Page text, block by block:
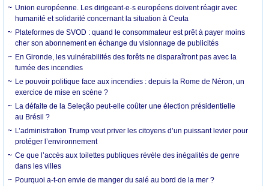
Union européenne. Les dirigeant·e·s européens doivent réagir avec
humanité et solidarité concernant la situation à Ceuta
Plateformes de SVOD : quand le consommateur est prêt à payer moins
cher son abonnement en échange du visionnage de publicités
En Gironde, les vulnérabilités des forêts ne disparaîtront pas avec la
fumée des incendies
Le pouvoir politique face aux incendies : depuis la Rome de Néron, un
exercice de mise en scène ?
La défaite de la Seleção peut-elle coûter une élection présidentielle
au Brésil ?
L’administration Trump veut priver les citoyens d’un puissant levier pour
protéger l’environnement
Ce que l’accès aux toilettes publiques révèle des inégalités de genre
dans les villes
Pourquoi a-t-on envie de manger du salé au bord de la mer ?